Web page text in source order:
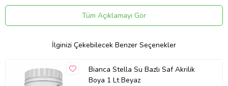
Ürün Kodu:
Tüm Açıklamayı Gör
İlginizi Çekebilecek Benzer Seçenekler
Bianca Stella Su Bazlı Saf Akrilik
Boya 1 Lt Beyaz